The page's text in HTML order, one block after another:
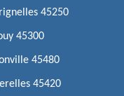
45250
45300
45480
45420